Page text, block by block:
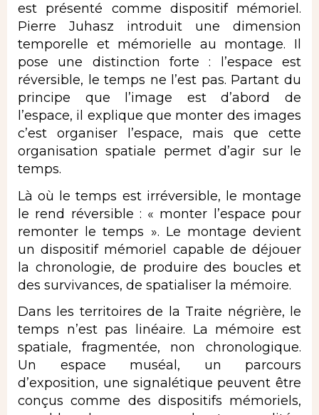
est présenté comme dispositif mémoriel.
Pierre Juhasz introduit une dimension
temporelle et mémorielle au montage. Il
pose une distinction forte : l’espace est
réversible, le temps ne l’est pas. Partant du
principe que l’image est d’abord de
l’espace, il explique que monter des images
c’est organiser l’espace, mais que cette
organisation spatiale permet d’agir sur le
temps.
Là où le temps est irréversible, le montage
le rend réversible : « monter l’espace pour
remonter le temps ». Le montage devient
un dispositif mémoriel capable de déjouer
la chronologie, de produire des boucles et
des survivances, de spatialiser la mémoire.
Dans les territoires de la Traite négrière, le
temps n’est pas linéaire. La mémoire est
spatiale, fragmentée, non chronologique.
Un espace muséal, un parcours
d’exposition, une signalétique peuvent être
conçus comme des dispositifs mémoriels,